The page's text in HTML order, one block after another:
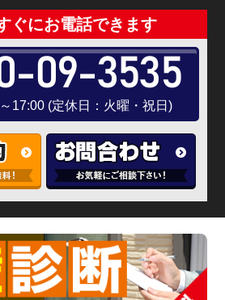
ぐにお電話できます
09-3535
17:00 (定休日：火曜・祝日)